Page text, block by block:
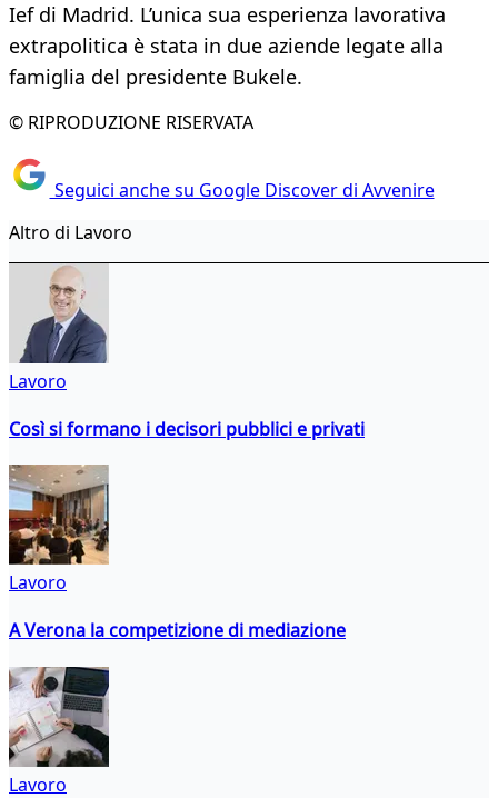
Ief di Madrid. L’unica sua esperienza lavorativa
extrapolitica è stata in due aziende legate alla
famiglia del presidente Bukele.
© RIPRODUZIONE RISERVATA
Seguici anche su Google Discover di Avvenire
Altro di Lavoro
Lavoro
Così si formano i decisori pubblici e privati
Lavoro
A Verona la competizione di mediazione
Lavoro